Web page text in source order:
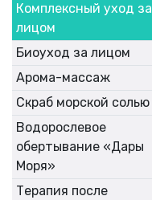
Комплексный уход за
лицом
Биоуход за лицом
Арома-массаж
Скраб морской солью
Водорослевое
обертывание «Дары
Моря»
Терапия после